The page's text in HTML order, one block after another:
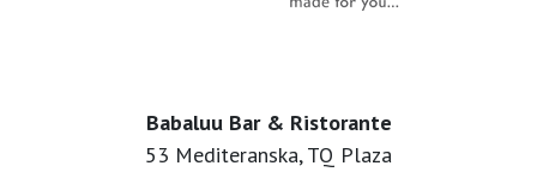
Babaluu Bar & Ristorante
53 Mediteranska, TQ Plaza